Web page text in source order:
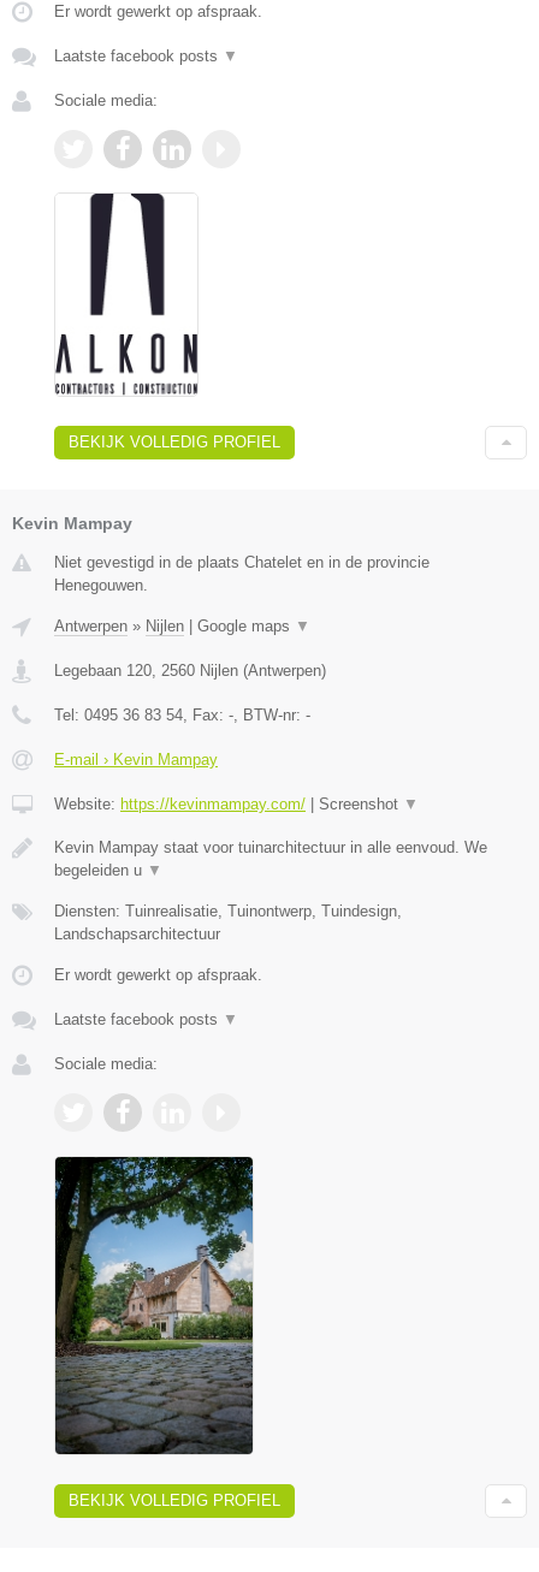
Er wordt gewerkt op afspraak.
Laatste facebook posts ▼
Sociale media:
BEKIJK VOLLEDIG PROFIEL
Kevin Mampay
Niet gevestigd in de plaats Chatelet en in de provincie
Henegouwen.
Antwerpen » Nijlen Google maps ▼
Legebaan 120 2560 Nijlen (Antwerpen)
Tel: 0495 36 83 54 , Fax: - , BTW-nr: -
E-mail › Kevin Mampay
Website: https://kevinmampay.com/ Screenshot ▼
Kevin Mampay staat voor tuinarchitectuur in alle eenvoud. We
begeleiden u ▼
Diensten: Tuinrealisatie, Tuinontwerp, Tuindesign,
Landschapsarchitectuur
Er wordt gewerkt op afspraak.
Laatste facebook posts ▼
Sociale media:
BEKIJK VOLLEDIG PROFIEL